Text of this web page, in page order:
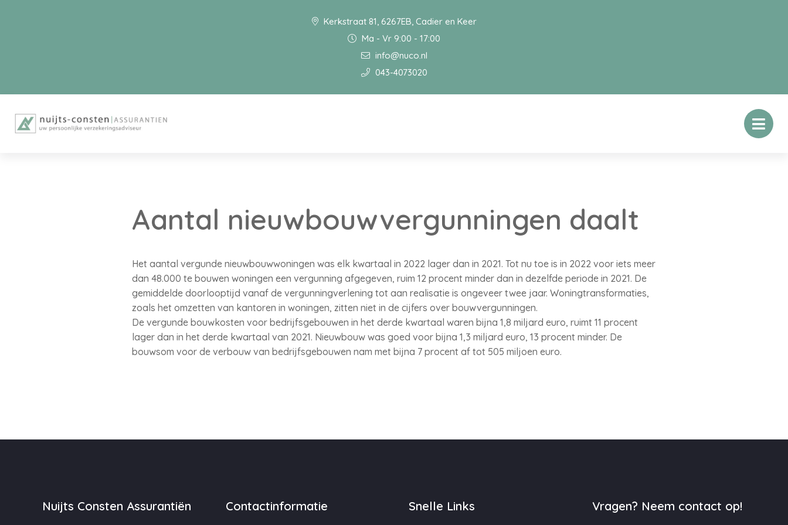
Kerkstraat 81, 6267EB, Cadier en Keer
Ma - Vr 9:00 - 17:00
info@nuco.nl
043-4073020
Aantal nieuwbouwvergunningen daalt
Het aantal vergunde nieuwbouwwoningen was elk kwartaal in 2022 lager dan in 2021. Tot nu toe is in 2022 voor iets meer
dan 48.000 te bouwen woningen een vergunning afgegeven, ruim 12 procent minder dan in dezelfde periode in 2021. De
gemiddelde doorlooptijd vanaf de vergunningverlening tot aan realisatie is ongeveer twee jaar. Woningtransformaties,
zoals het omzetten van kantoren in woningen, zitten niet in de cijfers over bouwvergunningen.
De vergunde bouwkosten voor bedrijfsgebouwen in het derde kwartaal waren bijna 1,8 miljard euro, ruimt 11 procent
lager dan in het derde kwartaal van 2021. Nieuwbouw was goed voor bijna 1,3 miljard euro, 13 procent minder. De
bouwsom voor de verbouw van bedrijfsgebouwen nam met bijna 7 procent af tot 505 miljoen euro.
Nuijts Consten Assurantiën Contactinformatie Snelle Links Vragen? Neem contact op!